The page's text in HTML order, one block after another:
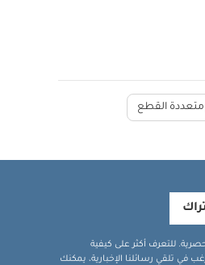
القطع
للتعرف أكثر على كيفية
في تلقي رسائلنا الإخبارية، يمكنك